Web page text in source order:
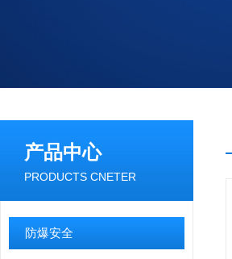
产品中心
PRODUCTS CNETER
防爆安全